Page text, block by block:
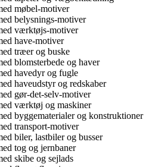
møbel-motiver
belysnings-motiver
værktøjs-motiver
have-motiver
træer og buske
blomsterbede og haver
havedyr og fugle
haveudstyr og redskaber
gør-det-selv-motiver
værktøj og maskiner
byggematerialer og konstruktioner
transport-motiver
biler, lastbiler og busser
tog og jernbaner
skibe og sejlads